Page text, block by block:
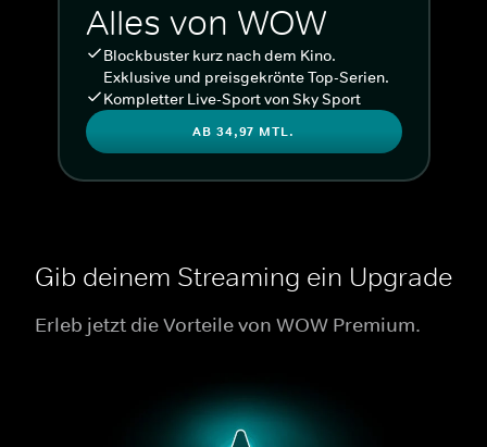
Alles von WOW
Blockbuster kurz nach dem Kino.
Exklusive und preisgekrönte Top-Serien.
Kompletter Live-Sport von Sky Sport
AB 34,97 MTL.
Gib deinem Streaming ein Upgrade
Erleb jetzt die Vorteile von WOW Premium.